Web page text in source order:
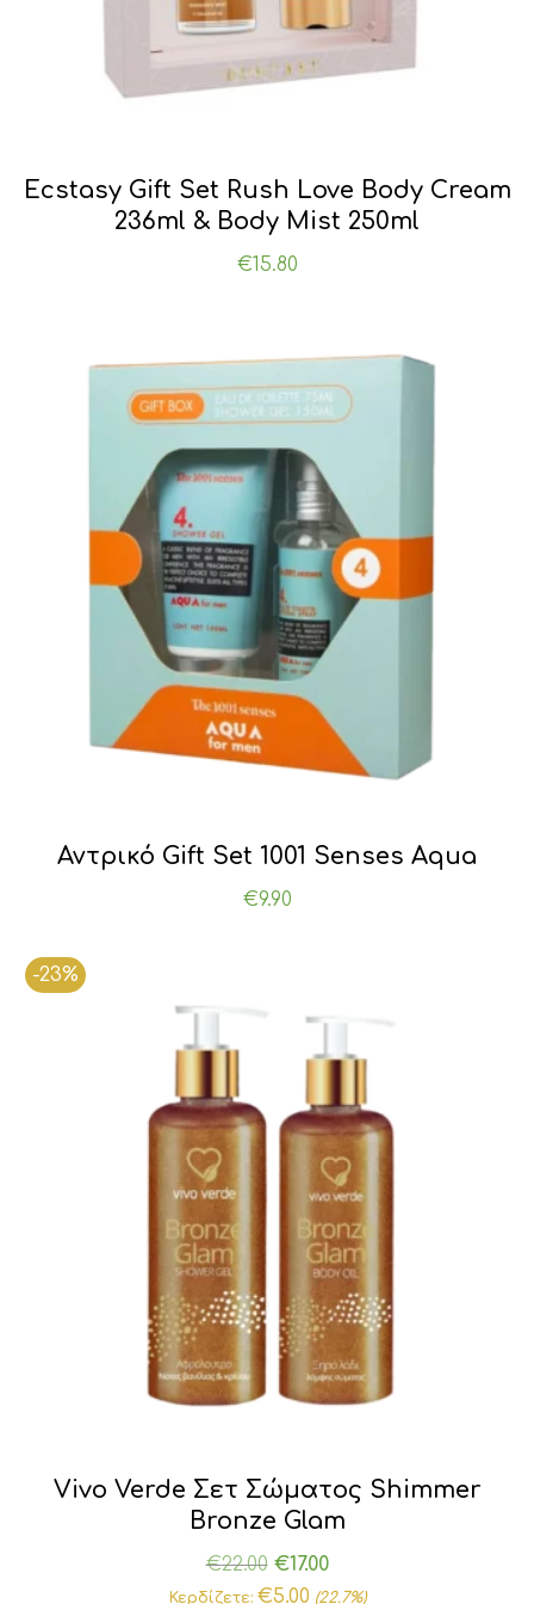
Ecstasy Gift Set Rush Love Body Cream
236ml & Body Mist 250ml
€15.80
Αντρικό Gift Set 1001 Senses Aqua
€9.90
-23%
Vivo Verde Σετ Σώματος Shimmer
Bronze Glam
€22.00 Original
price
€17.00Η
τρέχουσα
Κερδίζετε: €5.00 (22.7%)